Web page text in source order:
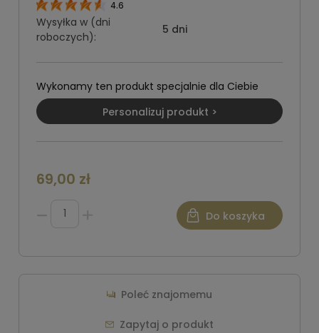
4.6
Wysyłka w (dni
roboczych):
5 dni
Wykonamy ten produkt specjalnie dla Ciebie
Personalizuj produkt >
69,00 zł
Do koszyka
Zapytaj o produkt
Poleć znajomemu